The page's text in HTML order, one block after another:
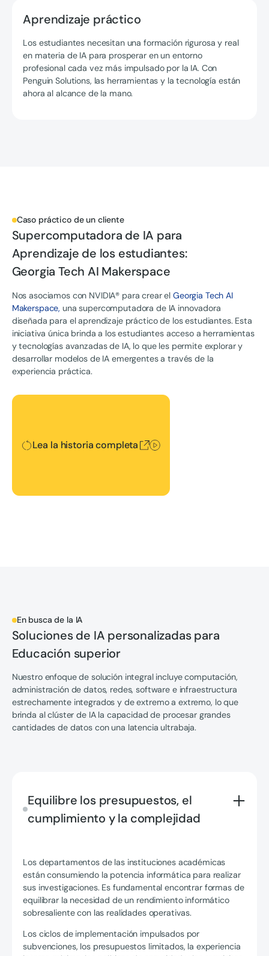
Aprendizaje práctico
Los estudiantes necesitan una formación rigurosa y real
en materia de IA para prosperar en un entorno
profesional cada vez más impulsado por la IA. Con
Penguin Solutions, las herramientas y la tecnología están
ahora al alcance de la mano.
Caso práctico de un cliente
Supercomputadora de IA para
Aprendizaje de los estudiantes:
Georgia Tech AI Makerspace
Nos asociamos con NVIDIA® para crear el Georgia Tech AI
Makerspace, una supercomputadora de IA innovadora
diseñada para el aprendizaje práctico de los estudiantes. Esta
iniciativa única brinda a los estudiantes acceso a herramientas
y tecnologías avanzadas de IA, lo que les permite explorar y
desarrollar modelos de IA emergentes a través de la
experiencia práctica.
Lea la historia completa
Lea la historia completa
En busca de la IA
Soluciones de IA personalizadas para
Educación superior
Nuestro enfoque de solución integral incluye computación,
administración de datos, redes, software e infraestructura
estrechamente integrados y de extremo a extremo, lo que
brinda al clúster de IA la capacidad de procesar grandes
cantidades de datos con una latencia ultrabaja.
Equilibre los presupuestos, el
cumplimiento y la complejidad
Los departamentos de las instituciones académicas
están consumiendo la potencia informática para realizar
sus investigaciones. Es fundamental encontrar formas de
equilibrar la necesidad de un rendimiento informático
sobresaliente con las realidades operativas.
Los ciclos de implementación impulsados por
subvenciones, los presupuestos limitados, la experiencia